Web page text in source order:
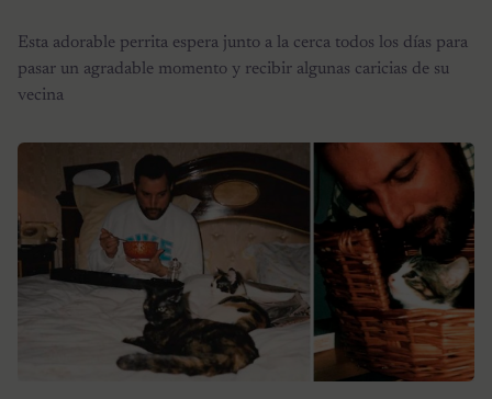
Esta adorable perrita espera junto a la cerca todos los días para
pasar un agradable momento y recibir algunas caricias de su
vecina